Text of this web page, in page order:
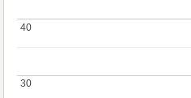
30
30
40
40